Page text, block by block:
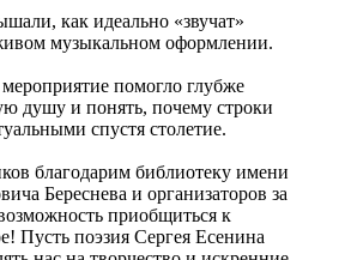
как идеально «звучат»
музыкальном оформлении.
помогло глубже
душу и понять, почему строки
спустя столетие.
благодарим библиотеку имени
Береснева и организаторов за
приобщиться к
Пусть поэзия Сергея Есенина